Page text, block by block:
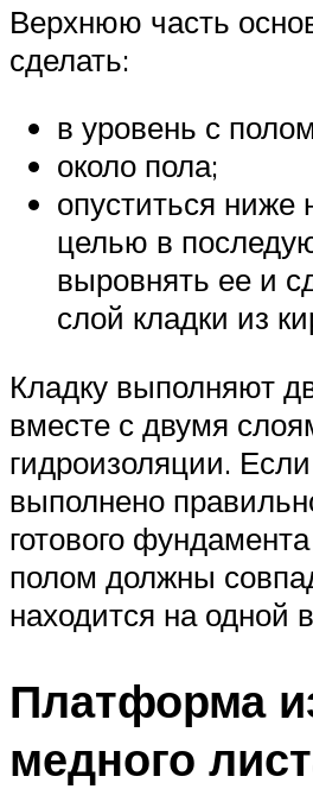
Верхнюю часть
сделать:
в уровень с
около пола;
опуститься ниже
целью в
выровнять ее и
слой кладки из
Кладку выполняют
вместе с двумя
гидроизоляции.
выполнено
готового
полом должны
находится на одной
Платформа
медного